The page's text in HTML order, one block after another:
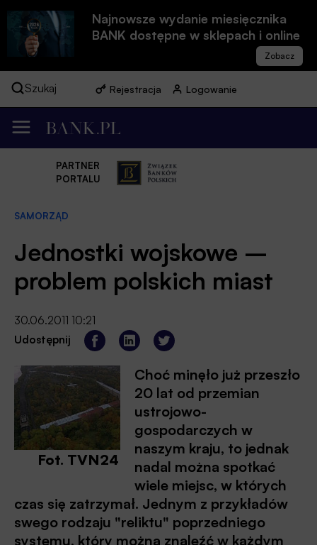
Najnowsze wydanie miesięcznika
BANK dostępne w sklepach i online
Szukaj Rejestracja Logowanie
PARTNER
PORTALU
SAMORZĄD
Jednostki wojskowe –
problem polskich miast
30.06.2011 10:21
Udostępnij
Fot. TVN24
Choć minęło już przeszło
20 lat od przemian
ustrojowo-
gospodarczych w
naszym kraju, to jednak
nadal można spotkać
wiele miejsc, w których
czas się zatrzymał. Jednym z przykładów
swego rodzaju "reliktu" poprzedniego
systemu, który można znaleźć w każdym